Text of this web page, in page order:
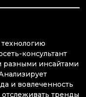
консультант
разными инсайтами
и вовлеченность
тренды